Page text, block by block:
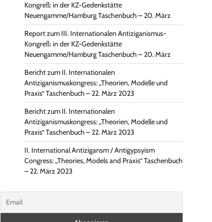
Kongreß: in der KZ-Gedenkstätte
Neuengamme/Hamburg Taschenbuch – 20. März
Report zum III. Internationalen Antiziganismus-
Kongreß: in der KZ-Gedenkstätte
Neuengamme/Hamburg Taschenbuch – 20. März
Bericht zum II. Internationalen
Antiziganismuskongress: „Theorien, Modelle und
Praxis“ Taschenbuch – 22. März 2023
Bericht zum II. Internationalen
Antiziganismuskongress: „Theorien, Modelle und
Praxis“ Taschenbuch – 22. März 2023
II. International Antizigansm / Antigypsyism
Congress: „Theories, Models and Praxis“ Taschenbuch
– 22. März 2023